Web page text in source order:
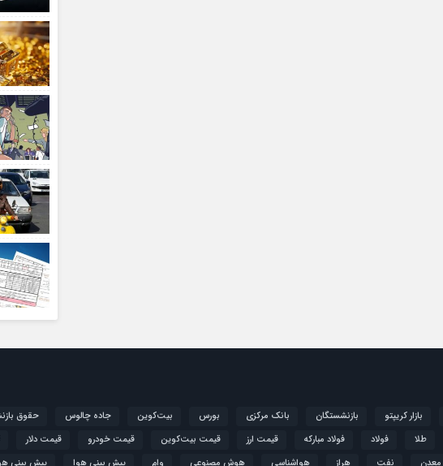
بازار کریپتو بازنشستگان بانک مرکزی بورس بیت‌کوین جاده چالوس حقوق
طلا فولاد فولاد مبارکه قیمت ارز قیمت بیت‌کوین قیمت خودرو قیمت دلار
معدن نفت هراز هواشناسی هوش مصنوعی وام پیش بینی هوا پیش بینی